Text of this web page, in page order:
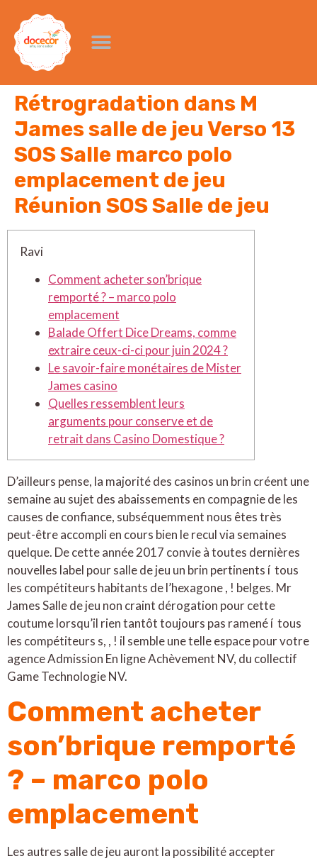
Rétrogradation dans M
James salle de jeu Verso 13
SOS Salle marco polo
emplacement de jeu
Réunion SOS Salle de jeu
Ravi
Comment acheter son’brique
remporté ? – marco polo
emplacement
Balade Offert Dice Dreams, comme
extraire ceux-ci-ci pour juin 2024 ?
Le savoir-faire monétaires de Mister
James casino
Quelles ressemblent leurs
arguments pour conserve et de
retrait dans Casino Domestique ?
D’ailleurs pense, la majorité des casinos un brin créent une
semaine au sujet des abaissements en compagnie de les
causes de confiance, subséquemment nous êtes très
peut-être accompli en cours bien le recul via semaines
quelque. De cette année 2017 convie à toutes dernières
nouvelles label pour salle de jeu un brin pertinents í tous
les compétiteurs habitants de l’hexagone , ! belges. Mr
James Salle de jeu non craint dérogation pour cette
coutume lorsqu’il rien tantôt toujours pas ramené í tous
les compétiteurs s, , ! il semble une telle espace pour votre
agence Admission En ligne Achèvement NV, du collectif
Game Technologie NV.
Comment acheter
son’brique remporté
? – marco polo
emplacement
Les autres salle de jeu auront la possibilité accepter